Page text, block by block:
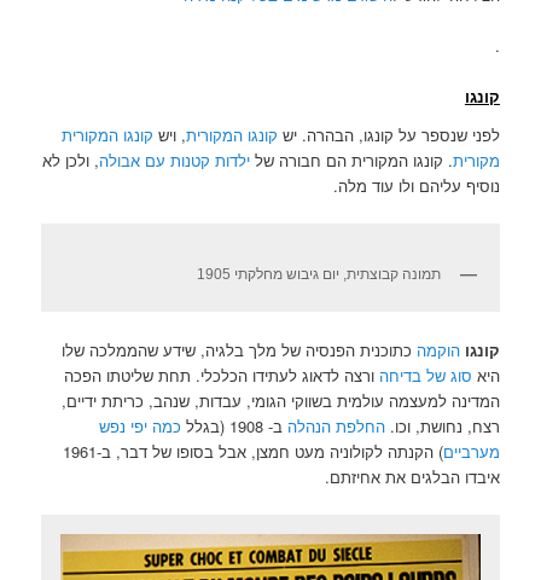
.
קונגו
לפני שנספר על קונגו, הבהרה. יש קונגו המקורית, ויש קונגו המקורית
מקורית. קונגו המקורית הם חבורה שלילדות קטנות עם אבולה, ולכן לא
נוסיף עליהם ולו עוד מלה.
תמונה קבוצתית, יום גיבוש מחלקתי 1905
קונגו הוקמה כתוכנית הפנסיה של מלך בלגיה, שידע שהממלכה שלו
היא סוג של בדיחהורצה לדאוג לעתידו הכלכלי. תחת שליטתו הפכה
המדינה למעצמה עולמית בשווקי הגומי, עבדות, שנהב, כריתת ידיים,
רצח, נחושת, וכו.החלפת הנהלה ב- 1908 (בגלל
כמה יפי נפש
מערביים
) הקנתה לקולוניה מעט חמצן, אבל בסופו של דבר, ב-1961
איבדו הבלגים את אחיזתם.